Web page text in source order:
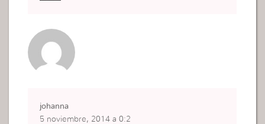
johanna
5 noviembre, 2014 a 0:2